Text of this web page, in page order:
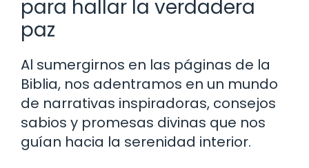
para hallar la verdadera
paz
Al sumergirnos en las páginas de la
Biblia, nos adentramos en un mundo
de narrativas inspiradoras, consejos
sabios y promesas divinas que nos
guían hacia la serenidad interior.